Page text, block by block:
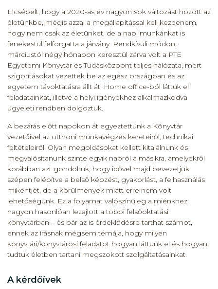
c
e
b
o
o
k
p
y
Li
n
k
Elcsépelt, hogy a 2020-as év nagyon sok változást hozott az
életünkbe, mégis azzal a megállapítással kell kezdenem,
hogy nem csak az életünket, de a napi munkánkat is
fenekestül felforgatta a járvány. Rendkívüli módon,
márciustól négy hónapon keresztül zárva volt a PTE
Egyetemi Könyvtár és Tudásközpont teljes hálózata, mert
szigorításokat vezettek be az egész országban és az
egyetem távoktatásra állt át. Home office-ból láttuk el
feladatainkat, illetve a helyi igényekhez alkalmazkodva
ügyeleti rendben dolgoztuk.
A bezárás előtt napokon át egyeztettünk a Könyvtár
vezetőivel az otthoni munkavégzés kereteiről, technikai
feltételeiről. Olyan megoldásokat kellett kitalálnunk és
megvalósítanunk szinte egyik napról a másikra, amelyekről
korábban azt gondoltuk, hogy idővel majd bevezetjük
szépen felépítve a belső képzést, gyakorlást, a felhasználás
mikéntjét, de a körülmények miatt erre nem volt
lehetőségünk. Ez a folyamat valószínűleg a miénkhez
nagyon hasonlóan lezajlott a többi felsőoktatási
könyvtárban – és bár az is érdeklődésre tarthat számot,
ennek az írásnak mégsem témája, hogy milyen
könyvtári/könyvtárosi feladatot hogyan láttunk el és hogyan
tudtuk életben tartani megszokott szolgáltatásainkat.
A kérdőívek